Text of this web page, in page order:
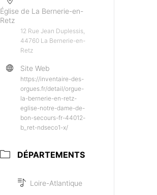
Église de La Bernerie-en-
Retz
12 Rue Jean Duplessis,
44760 La Bernerie-en-
Retz
Site Web
https://inventaire-des-
orgues.fr/detail/orgue-
la-bernerie-en-retz-
eglise-notre-dame-de-
bon-secours-fr-44012-
b_ret-ndseco1-x/
DÉPARTEMENTS
Loire-Atlantique